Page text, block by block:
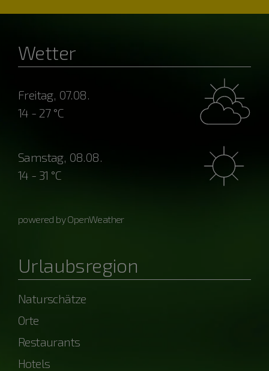
Wetter
Freitag, 07.08.
14 - 27 °C
Samstag, 08.08.
14 - 31 °C
powered by OpenWeather
Urlaubsregion
Naturschätze
Orte
Restaurants
Hotels